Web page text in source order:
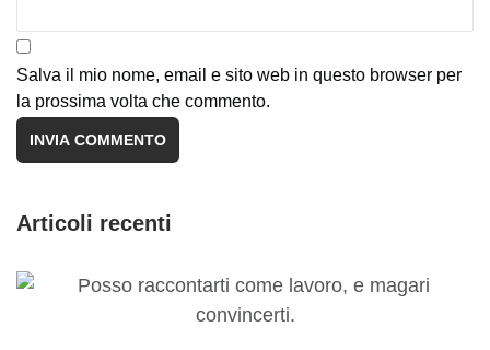
Salva il mio nome, email e sito web in questo browser per
la prossima volta che commento.
Articoli recenti